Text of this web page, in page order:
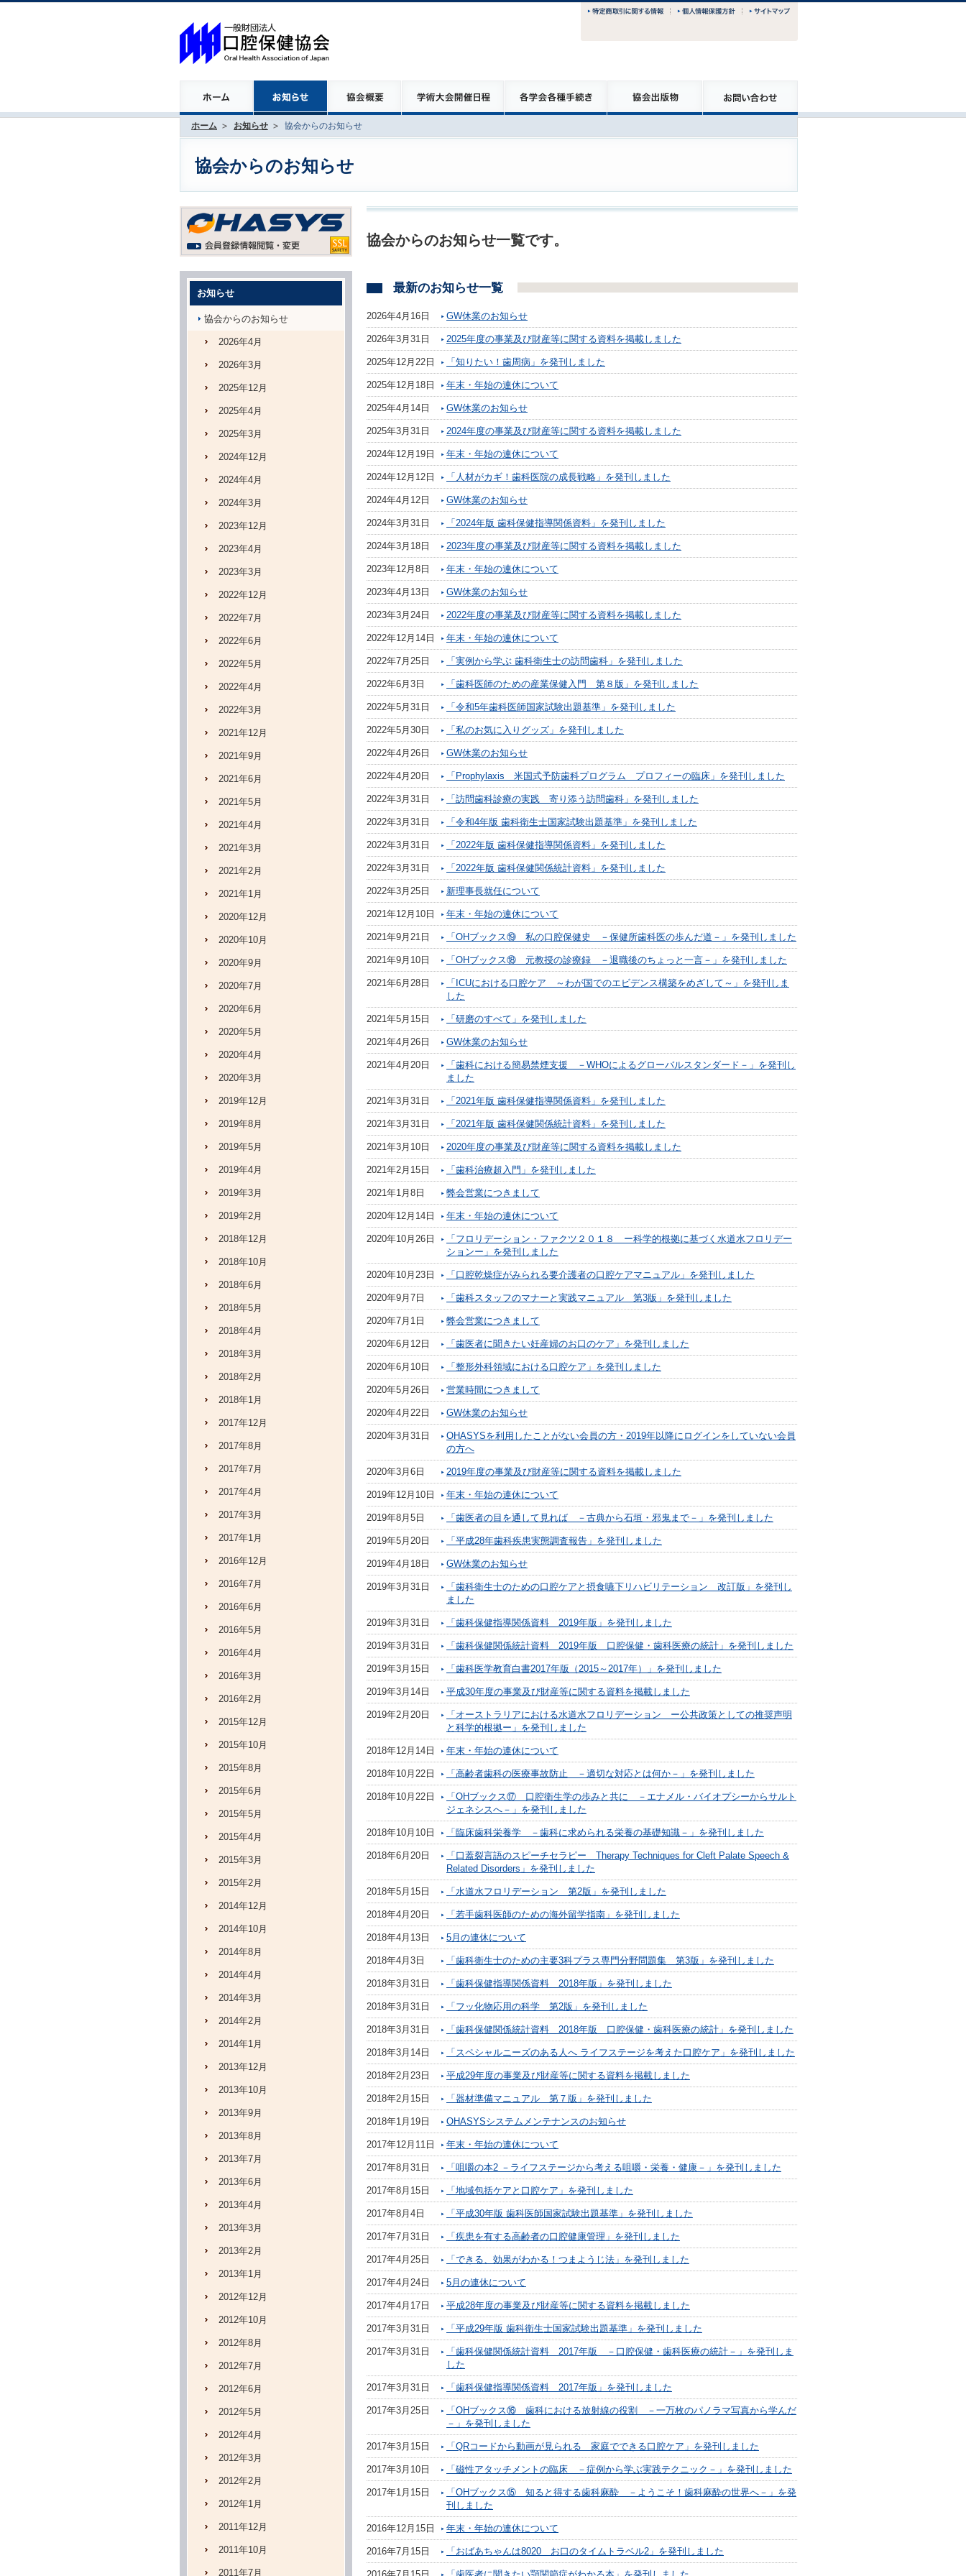
ホーム お知らせ 協会からのお知らせ
協会からのお知らせ
協会からのお知らせ一覧です。
最新のお知らせ一覧
2026年4月16日 GW休業のお知らせ
2026年3月31日 2025年度の事業及び財産等に関する資料を掲載しました
2025年12月22日 「知りたい！歯周病」を発刊しました
2025年12月18日 年末・年始の連休について
2025年4月14日 GW休業のお知らせ
2025年3月31日 2024年度の事業及び財産等に関する資料を掲載しました
2024年12月19日 年末・年始の連休について
2024年12月12日 「人材がカギ！歯科医院の成長戦略」を発刊しました
2024年4月12日 GW休業のお知らせ
2024年3月31日 「2024年版 歯科保健指導関係資料」を発刊しました
2024年3月18日 2023年度の事業及び財産等に関する資料を掲載しました
2023年12月8日 年末・年始の連休について
2023年4月13日 GW休業のお知らせ
2023年3月24日 2022年度の事業及び財産等に関する資料を掲載しました
2022年12月14日 年末・年始の連休について
2022年7月25日 「実例から学ぶ 歯科衛生士の訪問歯科」を発刊しました
2022年6月3日 「歯科医師のための産業保健入門 第８版」を発刊しました
2022年5月31日 「令和5年歯科医師国家試験出題基準」を発刊しました
2022年5月30日 「私のお気に入りグッズ」を発刊しました
2022年4月26日 GW休業のお知らせ
2022年4月20日 「Prophylaxis 米国式予防歯科プログラム プロフィーの臨床」を発刊しました
2022年3月31日 「訪問歯科診療の実践 寄り添う訪問歯科」を発刊しました
2022年3月31日 「令和4年版 歯科衛生士国家試験出題基準」を発刊しました
2022年3月31日 「2022年版 歯科保健指導関係資料」を発刊しました
2022年3月31日 「2022年版 歯科保健関係統計資料」を発刊しました
2022年3月25日 新理事長就任について
2021年12月10日 年末・年始の連休について
2021年9月21日 「OHブックス⑲ 私の口腔保健史 －保健所歯科医の歩んだ道－」を発刊しました
2021年9月10日 「OHブックス⑱ 元教授の診療録 －退職後のちょっと一言－」を発刊しました
2021年6月28日
「ICUにおける口腔ケア ～わが国でのエビデンス構築をめざして～」を発刊しま
した
2021年5月15日 「研磨のすべて」を発刊しました
2021年4月26日 GW休業のお知らせ
2021年4月20日
「歯科における簡易禁煙支援 －WHOによるグローバルスタンダード－」を発刊し
ました
2021年3月31日 「2021年版 歯科保健指導関係資料」を発刊しました
2021年3月31日 「2021年版 歯科保健関係統計資料」を発刊しました
2021年3月10日 2020年度の事業及び財産等に関する資料を掲載しました
2021年2月15日 「歯科治療超入門」を発刊しました
2021年1月8日 弊会営業につきまして
2020年12月14日 年末・年始の連休について
2020年10月26日
「フロリデーション・ファクツ２０１８ ー科学的根拠に基づく水道水フロリデー
ションー」を発刊しました
2020年10月23日 「口腔乾燥症がみられる要介護者の口腔ケアマニュアル」を発刊しました
2020年9月7日 「歯科スタッフのマナーと実践マニュアル 第3版」を発刊しました
2020年7月1日 弊会営業につきまして
2020年6月12日 「歯医者に聞きたい妊産婦のお口のケア」を発刊しました
2020年6月10日 「整形外科領域における口腔ケア」を発刊しました
2020年5月26日 営業時間につきまして
2020年4月22日 GW休業のお知らせ
2020年3月31日
OHASYSを利用したことがない会員の方・2019年以降にログインをしていない会員
の方へ
2020年3月6日 2019年度の事業及び財産等に関する資料を掲載しました
2019年12月10日 年末・年始の連休について
2019年8月5日 「歯医者の目を通して見れば －古典から石垣・邪鬼まで－」を発刊しました
2019年5月20日 「平成28年歯科疾患実態調査報告」を発刊しました
2019年4月18日 GW休業のお知らせ
2019年3月31日
「歯科衛生士のための口腔ケアと摂食嚥下リハビリテーション 改訂版」を発刊し
ました
2019年3月31日 「歯科保健指導関係資料 2019年版」を発刊しました
2019年3月31日 「歯科保健関係統計資料 2019年版 口腔保健・歯科医療の統計」を発刊しました
2019年3月15日 「歯科医学教育白書2017年版（2015～2017年）」を発刊しました
2019年3月14日 平成30年度の事業及び財産等に関する資料を掲載しました
2019年2月20日
「オーストラリアにおける水道水フロリデーション ー公共政策としての推奨声明
と科学的根拠ー」を発刊しました
2018年12月14日 年末・年始の連休について
2018年10月22日 「高齢者歯科の医療事故防止 －適切な対応とは何か－」を発刊しました
2018年10月22日
「OHブックス⑰ 口腔衛生学の歩みと共に －エナメル・バイオプシーからサルト
ジェネシスへ－」を発刊しました
2018年10月10日 「臨床歯科栄養学 －歯科に求められる栄養の基礎知識－」を発刊しました
2018年6月20日
「口蓋裂言語のスピーチセラピー Therapy Techniques for Cleft Palate Speech &
Related Disorders」を発刊しました
2018年5月15日 「水道水フロリデーション 第2版」を発刊しました
2018年4月20日 「若手歯科医師のための海外留学指南」を発刊しました
2018年4月13日 5月の連休について
2018年4月3日 「歯科衛生士のための主要3科プラス専門分野問題集 第3版」を発刊しました
2018年3月31日 「歯科保健指導関係資料 2018年版」を発刊しました
2018年3月31日 「フッ化物応用の科学 第2版」を発刊しました
2018年3月31日 「歯科保健関係統計資料 2018年版 口腔保健・歯科医療の統計」を発刊しました
2018年3月14日 「スペシャルニーズのある人へ ライフステージを考えた口腔ケア」を発刊しました
2018年2月23日 平成29年度の事業及び財産等に関する資料を掲載しました
2018年2月15日 「器材準備マニュアル 第７版」を発刊しました
2018年1月19日 OHASYSシステムメンテナンスのお知らせ
2017年12月11日 年末・年始の連休について
2017年8月31日 「咀嚼の本2 －ライフステージから考える咀嚼・栄養・健康－」を発刊しました
2017年8月15日 「地域包括ケアと口腔ケア」を発刊しました
2017年8月4日 「平成30年版 歯科医師国家試験出題基準」を発刊しました
2017年7月31日 「疾患を有する高齢者の口腔健康管理」を発刊しました
2017年4月25日 「できる、効果がわかる！つまようじ法」を発刊しました
2017年4月24日 5月の連休について
2017年4月17日 平成28年度の事業及び財産等に関する資料を掲載しました
2017年3月31日 「平成29年版 歯科衛生士国家試験出題基準」を発刊しました
2017年3月31日
「歯科保健関係統計資料 2017年版 －口腔保健・歯科医療の統計－」を発刊しま
した
2017年3月31日 「歯科保健指導関係資料 2017年版」を発刊しました
2017年3月25日
「OHブックス⑯ 歯科における放射線の役割 －一万枚のパノラマ写真から学んだ
－」を発刊しました
2017年3月15日 「QRコードから動画が見られる 家庭でできる口腔ケア」を発刊しました
2017年3月10日 「磁性アタッチメントの臨床 －症例から学ぶ実践テクニック－」を発刊しました
2017年1月15日
「OHブックス⑮ 知ると得する歯科麻酔 －ようこそ！歯科麻酔の世界へ－」を発
刊しました
2016年12月15日 年末・年始の連休について
2016年7月15日 「おばあちゃんは8020 お口のタイムトラベル2」を発刊しました
お知らせ
協会からのお知らせ
2026年4月
2026年3月
2025年12月
2025年4月
2025年3月
2024年12月
2024年4月
2024年3月
2023年12月
2023年4月
2023年3月
2022年12月
2022年7月
2022年6月
2022年5月
2022年4月
2022年3月
2021年12月
2021年9月
2021年6月
2021年5月
2021年4月
2021年3月
2021年2月
2021年1月
2020年12月
2020年10月
2020年9月
2020年7月
2020年6月
2020年5月
2020年4月
2020年3月
2019年12月
2019年8月
2019年5月
2019年4月
2019年3月
2019年2月
2018年12月
2018年10月
2018年6月
2018年5月
2018年4月
2018年3月
2018年2月
2018年1月
2017年12月
2017年8月
2017年7月
2017年4月
2017年3月
2017年1月
2016年12月
2016年7月
2016年6月
2016年5月
2016年4月
2016年3月
2016年2月
2015年12月
2015年10月
2015年8月
2015年6月
2015年5月
2015年4月
2015年3月
2015年2月
2014年12月
2014年10月
2014年8月
2014年4月
2014年3月
2014年2月
2014年1月
2013年12月
2013年10月
2013年9月
2013年8月
2013年7月
2013年6月
2013年4月
2013年3月
2013年2月
2013年1月
2012年12月
2012年10月
2012年8月
2012年7月
2012年6月
2012年5月
2012年4月
2012年3月
2012年2月
2012年1月
2011年12月
2011年10月
2011年7月